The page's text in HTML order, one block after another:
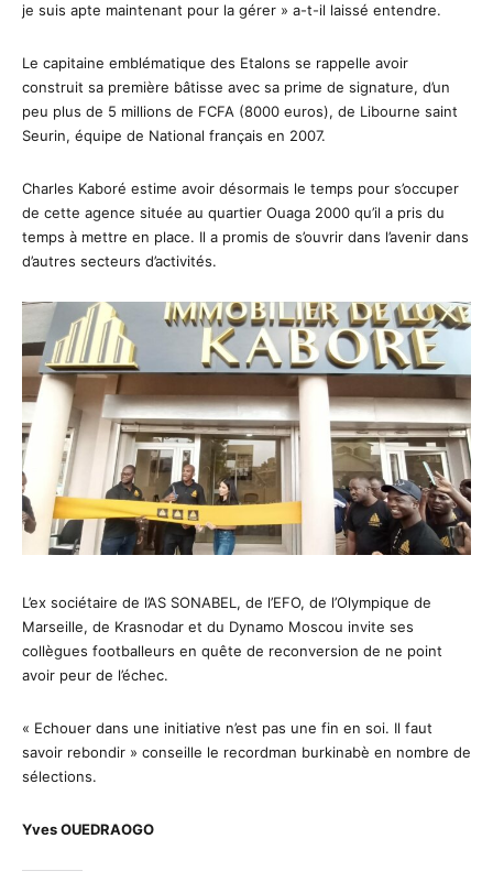
je suis apte maintenant pour la gérer » a-t-il laissé entendre.
Le capitaine emblématique des Etalons se rappelle avoir
construit sa première bâtisse avec sa prime de signature, d’un
peu plus de 5 millions de FCFA (8000 euros), de Libourne saint
Seurin, équipe de National français en 2007.
Charles Kaboré estime avoir désormais le temps pour s’occuper
de cette agence située au quartier Ouaga 2000 qu’il a pris du
temps à mettre en place. Il a promis de s’ouvrir dans l’avenir dans
d’autres secteurs d’activités.
L’ex sociétaire de l’AS SONABEL, de l’EFO, de l’Olympique de
Marseille, de Krasnodar et du Dynamo Moscou invite ses
collègues footballeurs en quête de reconversion de ne point
avoir peur de l’échec.
« Echouer dans une initiative n’est pas une fin en soi. Il faut
savoir rebondir » conseille le recordman burkinabè en nombre de
sélections.
Yves OUEDRAOGO